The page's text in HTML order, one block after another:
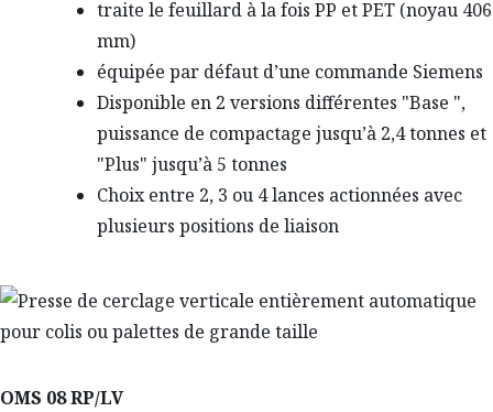
traite le feuillard à la fois PP et PET (noyau 406
mm)
équipée par défaut d’une commande Siemens
Disponible en 2 versions différentes "Base ",
puissance de compactage jusqu’à 2,4 tonnes et
"Plus" jusqu’à 5 tonnes
Choix entre 2, 3 ou 4 lances actionnées avec
plusieurs positions de liaison
OMS 08 RP/LV